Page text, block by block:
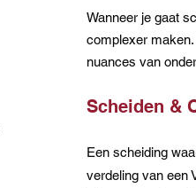
Wanneer je gaat
complexer
nuances van
Scheiden &
Een scheiding
verdeling van een